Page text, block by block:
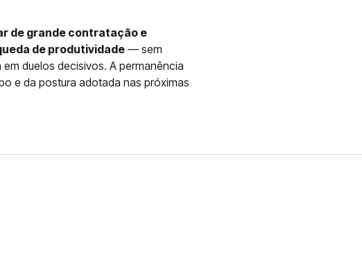
de grande contratação e
de produtividade — sem
duelos decisivos. A permanência
e da postura adotada nas próximas